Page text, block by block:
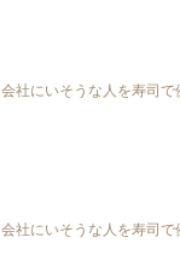
会社にいそうな人を寿司で
会社にいそうな人を寿司で